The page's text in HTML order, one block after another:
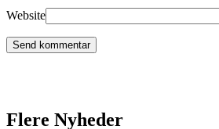
Website
Flere Nyheder